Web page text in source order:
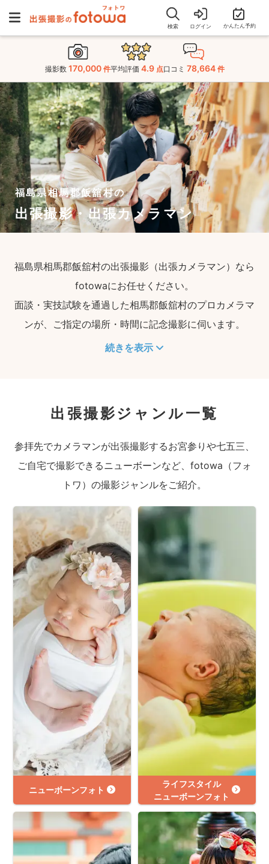
検索 ログイン かんたん予約
撮影数 170,000 件平均評価 4.9 点口コミ 78,664 件
福島県相馬郡飯舘村の
出張撮影・出張カメラマン
福島県相馬郡飯舘村の出張撮影（出張カメラマン）なら
fotowaにお任せください。
面談・実技試験を通過した相馬郡飯舘村のプロカメラマ
ンが、ご指定の場所・時間に記念撮影に伺います。
続きを表示
出張撮影ジャンル一覧
参拝先でカメラマンが出張撮影するお宮参りや七五三、
ご自宅で撮影できるニューボーンなど、fotowa（フォ
トワ）の撮影ジャンルをご紹介。
ニューボーンフォト
ライフスタイル
ニューボーンフォト